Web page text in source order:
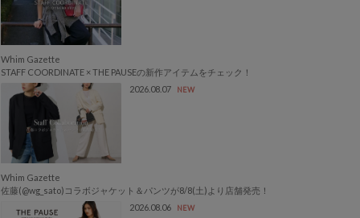
Whim Gazette
STAFF COORDINATE × THE PAUSEの新作アイテムをチェック！
2026.08.07
NEW
Whim Gazette
佐藤(@wg_sato)コラボジャケット＆パンツが8/8(土)より店舗発売！
2026.08.06
NEW